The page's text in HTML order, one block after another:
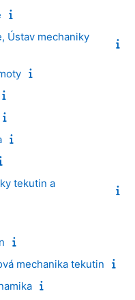
Ústav mechaniky
tekutin a
mechanika tekutin